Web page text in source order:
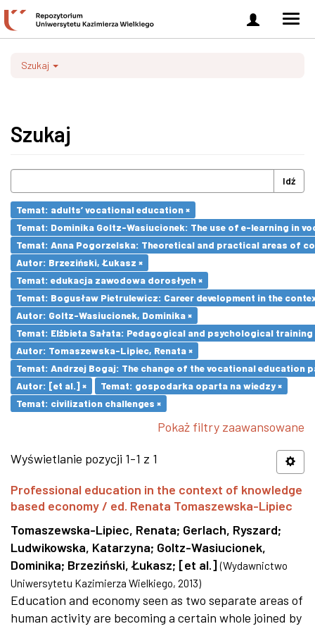
Zaloguj
się
Szukaj
Szukaj
Idź
Temat: adults’ vocational education ×
Temat: Dominika Goltz-Wasiucionek: The use of e-learning in
Temat: Anna Pogorzelska: Theoretical and practical areas of
Autor: Brzeziński, Łukasz ×
Temat: edukacja zawodowa dorosłych ×
Temat: Bogusław Pietrulewicz: Career development in the
Autor: Goltz-Wasiucionek, Dominika ×
Temat: Elżbieta Sałata: Pedagogical and psychological
Autor: Tomaszewska-Lipiec, Renata ×
Temat: Andrzej Bogaj: The change of the vocational education
Autor: [et al.] ×
Temat: gospodarka oparta na wiedzy ×
Temat: civilization challenges ×
Pokaż filtry zaawansowane
Wyświetlanie pozycji 1-1 z 1
Professional education in the context of knowledge
based economy / ed. Renata Tomaszewska-Lipiec
Tomaszewska-Lipiec, Renata; Gerlach, Ryszard;
Ludwikowska, Katarzyna; Goltz-Wasiucionek,
Dominika; Brzeziński, Łukasz; [et al.] (Wydawnictwo
Uniwersytetu Kazimierza Wielkiego, 2013)
Education and economy seen as two separate areas of
human activity are becoming a certain whole joined by